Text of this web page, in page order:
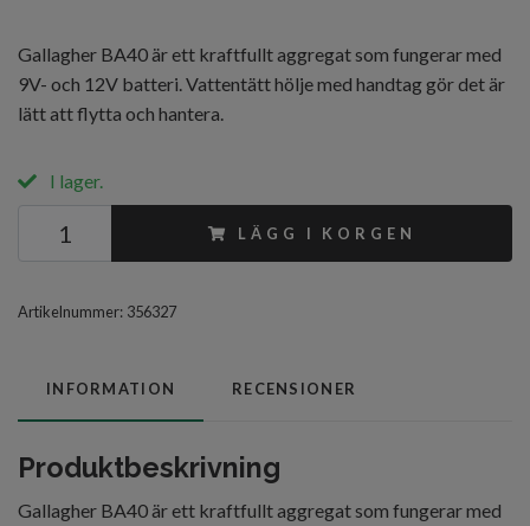
Gallagher BA40 är ett kraftfullt aggregat som fungerar med
9V- och 12V batteri. Vattentätt hölje med handtag gör det är
lätt att flytta och hantera.
I lager.
LÄGG I KORGEN
Artikelnummer: 356327
INFORMATION RECENSIONER
Produktbeskrivning
Gallagher BA40 är ett kraftfullt aggregat som fungerar med